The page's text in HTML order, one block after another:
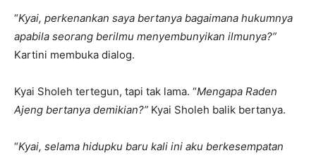
“Kyai, perkenankan saya bertanya bagaimana hukumnya
apabila seorang berilmu menyembunyikan ilmunya?”
Kartini membuka dialog.
Kyai Sholeh tertegun, tapi tak lama. “Mengapa Raden
Ajeng bertanya demikian?” Kyai Sholeh balik bertanya.
“Kyai, selama hidupku baru kali ini aku berkesempatan